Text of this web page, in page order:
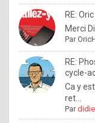
RE:
Merci
Par
RE:
cycle-
Ca y
ret...
Par